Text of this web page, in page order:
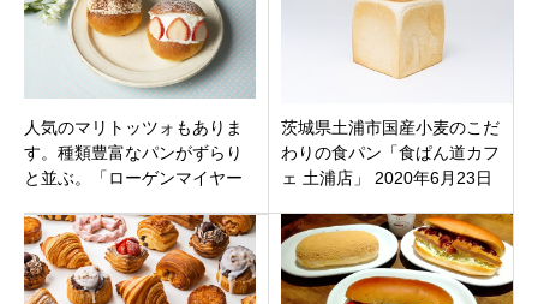
人気のマリトッツォもありま
す。種類豊富なパンがずらり
と並ぶ。「ローゲンマイヤー
茨城県土浦市国産小麦のこだ
わりの食パン「食ぱん道カフ
ェ 土浦店」 2020年6月23日